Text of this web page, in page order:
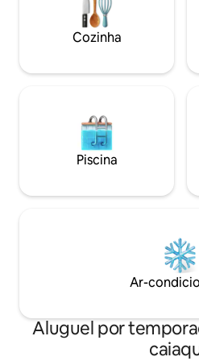
FIFA que buscam um refúgio
encantador na costa.
Cozinha
Piscina
Ar-
Aluguel por